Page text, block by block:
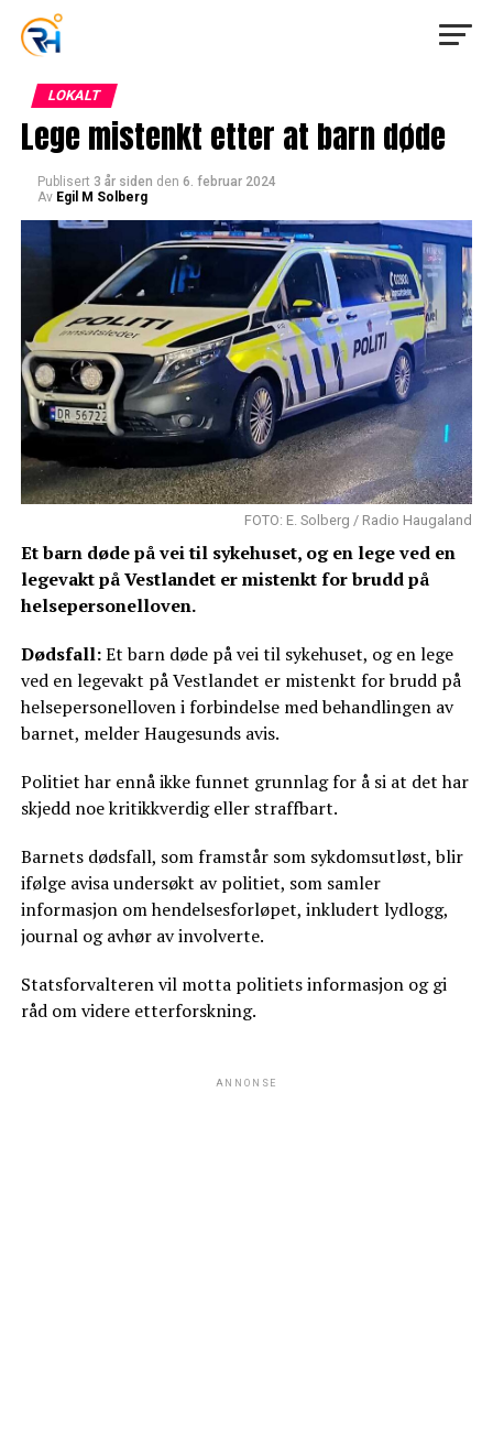
LOKALT
Lege mistenkt etter at barn døde
Publisert 3 år siden den 6. februar 2024
Av Egil M Solberg
FOTO: E. Solberg / Radio Haugaland
Et barn døde på vei til sykehuset, og en lege ved en
legevakt på Vestlandet er mistenkt for brudd på
helsepersonelloven.
Dødsfall:Et barn døde på vei til sykehuset, og en lege
ved en legevakt på Vestlandet er mistenkt for brudd på
helsepersonelloven i forbindelse med behandlingen av
barnet, melder Haugesunds avis.
Politiet har ennå ikke funnet grunnlag for å si at det har
skjedd noe kritikkverdig eller straffbart.
Barnets dødsfall, som framstår som sykdomsutløst, blir
ifølge avisa undersøkt av politiet, som samler
informasjon om hendelsesforløpet, inkludert lydlogg,
journal og avhør av involverte.
Statsforvalteren vil motta politiets informasjon og gi
råd om videre etterforskning.
ANNONSE